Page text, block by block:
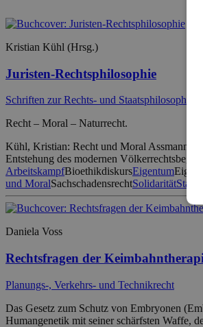
Kristian Kühl (Hrsg.)
Juristen-Rechtsphilosophie
Schriften zur Rechts- und Staatsphilosophie
Recht – Moral – Naturrecht.
Kühl, Kristian: Recht und Moral Assmann,
Entstehung des modernen
ArbeitskampfBioethikdiskursEigentum
und MoralSachschadensrechtSolidarität
Daniela Voss
Rechtsfragen der
Planungs-, Verkehrs- und Technikrecht
Das Gesetz zum Schutz von Embryonen
Humangenetik mit seiner schärfsten Waffe,